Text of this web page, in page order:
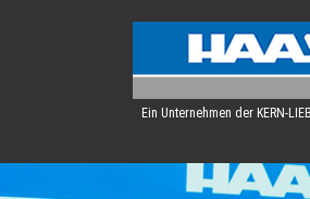
Ein Unternehmen der KERN-